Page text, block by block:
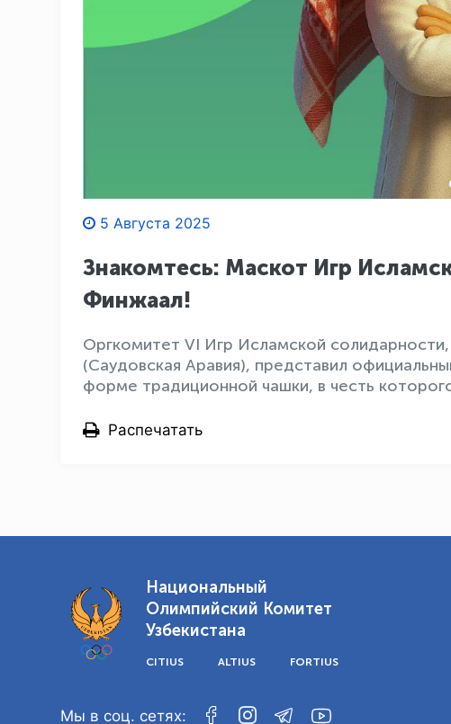
5 Августа 2025
Знакомтесь: Маскот Игр
Финжаал!
Оргкомитет VI Игр Исламской
(Саудовская Аравия), представил
форме традиционной чашки, в честь
Распечатать
Национальный
Олимпийский Комитет
Узбекистана
CITIUS ALTIUS FORTIUS
Мы в соц. сетях: